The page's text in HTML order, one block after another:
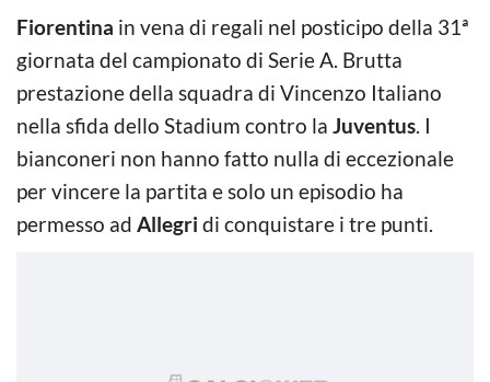
Fiorentina in vena di regali nel posticipo della 31ª
giornata del campionato di Serie A. Brutta
prestazione della squadra di Vincenzo Italiano
nella sfida dello Stadium contro la Juventus. I
bianconeri non hanno fatto nulla di eccezionale
per vincere la partita e solo un episodio ha
permesso ad Allegri di conquistare i tre punti.